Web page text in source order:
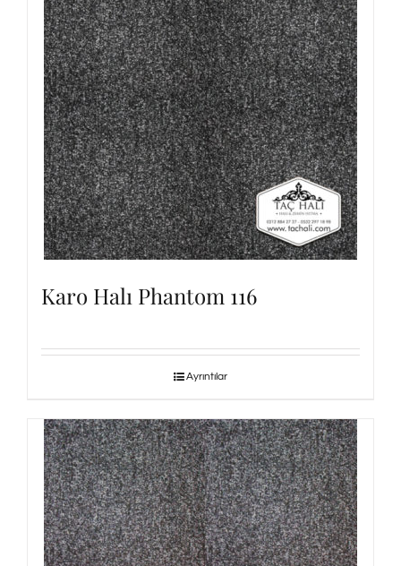
Karo Halı Phantom 116
Ayrıntılar